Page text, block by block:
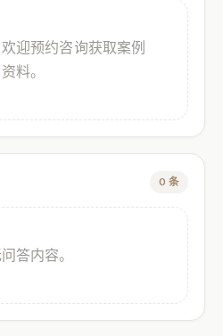
迎预约咨询获取案例
资料。
0 条
答内容。